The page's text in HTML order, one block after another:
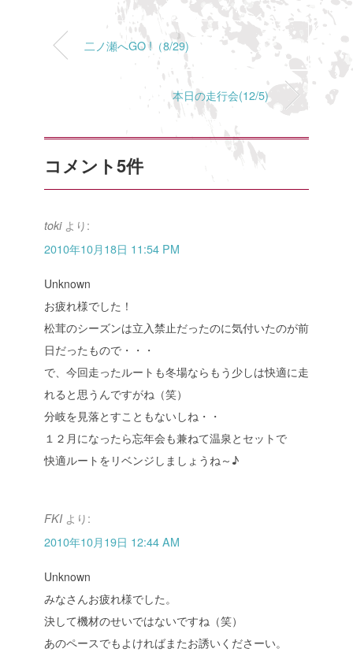
二ノ瀬へGO !（8/29)
本日の走行会(12/5)
コメント5件
toki より:
2010年10月18日 11:54 PM
Unknown
お疲れ様でした！
松茸のシーズンは立入禁止だったのに気付いたのが前
日だったもので・・・
で、今回走ったルートも冬場ならもう少しは快適に走
れると思うんですがね（笑）
分岐を見落とすこともないしね・・
１２月になったら忘年会も兼ねて温泉とセットで
快適ルートをリベンジしましょうね～♪
FKI より:
2010年10月19日 12:44 AM
Unknown
みなさんお疲れ様でした。
決して機材のせいではないですね（笑）
あのペースでもよければまたお誘いくださーい。